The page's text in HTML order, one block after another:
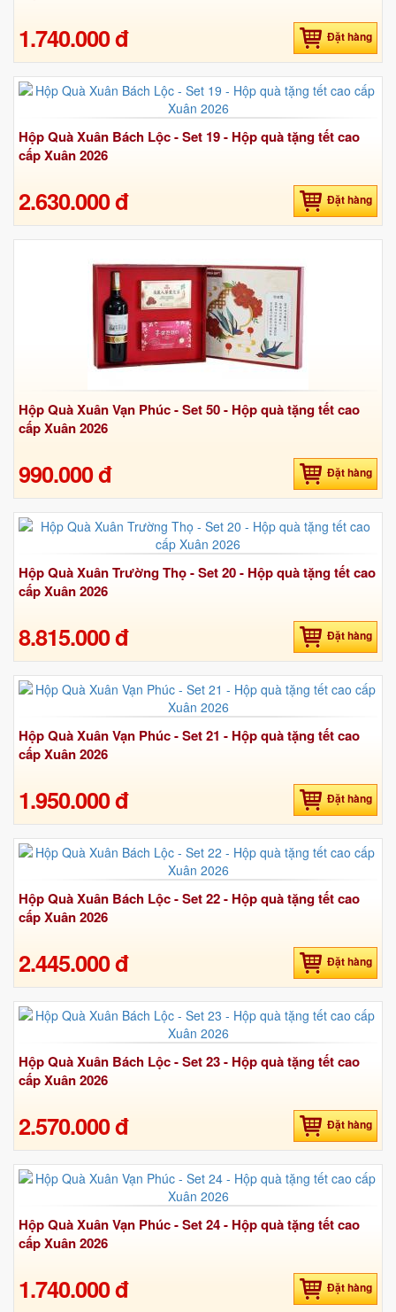
1.740.000 đ Đặt hàng
Hộp Quà Xuân Bách Lộc - Set 19 - Hộp quà tặng tết cao
cấp Xuân 2026
2.630.000 đ Đặt hàng
Hộp Quà Xuân Vạn Phúc - Set 50 - Hộp quà tặng tết cao
cấp Xuân 2026
990.000 đ Đặt hàng
Hộp Quà Xuân Trường Thọ - Set 20 - Hộp quà tặng tết cao
cấp Xuân 2026
8.815.000 đ Đặt hàng
Hộp Quà Xuân Vạn Phúc - Set 21 - Hộp quà tặng tết cao
cấp Xuân 2026
1.950.000 đ Đặt hàng
Hộp Quà Xuân Bách Lộc - Set 22 - Hộp quà tặng tết cao
cấp Xuân 2026
2.445.000 đ Đặt hàng
Hộp Quà Xuân Bách Lộc - Set 23 - Hộp quà tặng tết cao
cấp Xuân 2026
2.570.000 đ Đặt hàng
Hộp Quà Xuân Vạn Phúc - Set 24 - Hộp quà tặng tết cao
cấp Xuân 2026
1.740.000 đ Đặt hàng